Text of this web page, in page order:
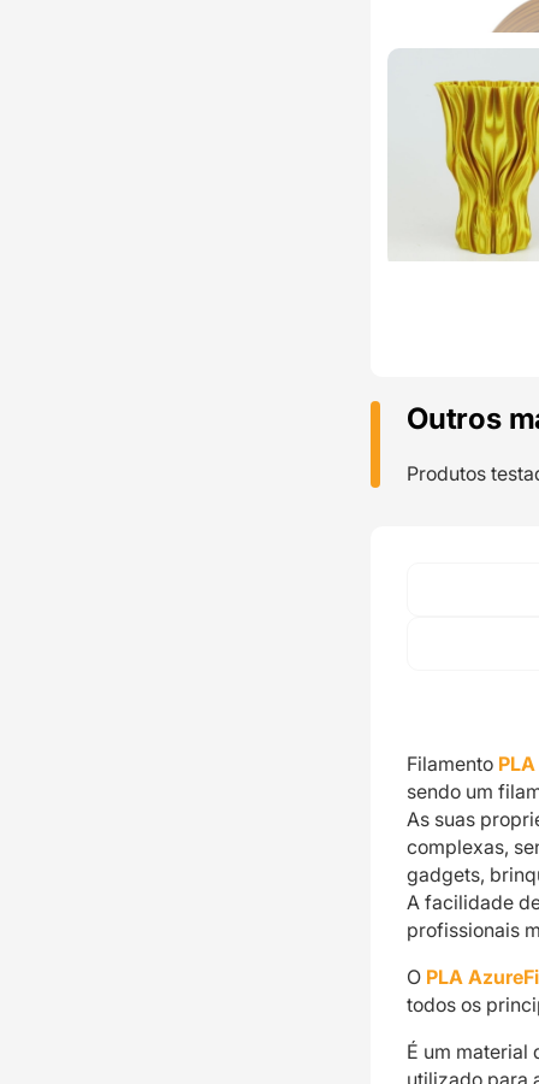
Outros
Produtos
Filamento
sendo um
As suas
complexas,
gadgets,
A facilidade
profissionais
O PLA
todos os
É um material